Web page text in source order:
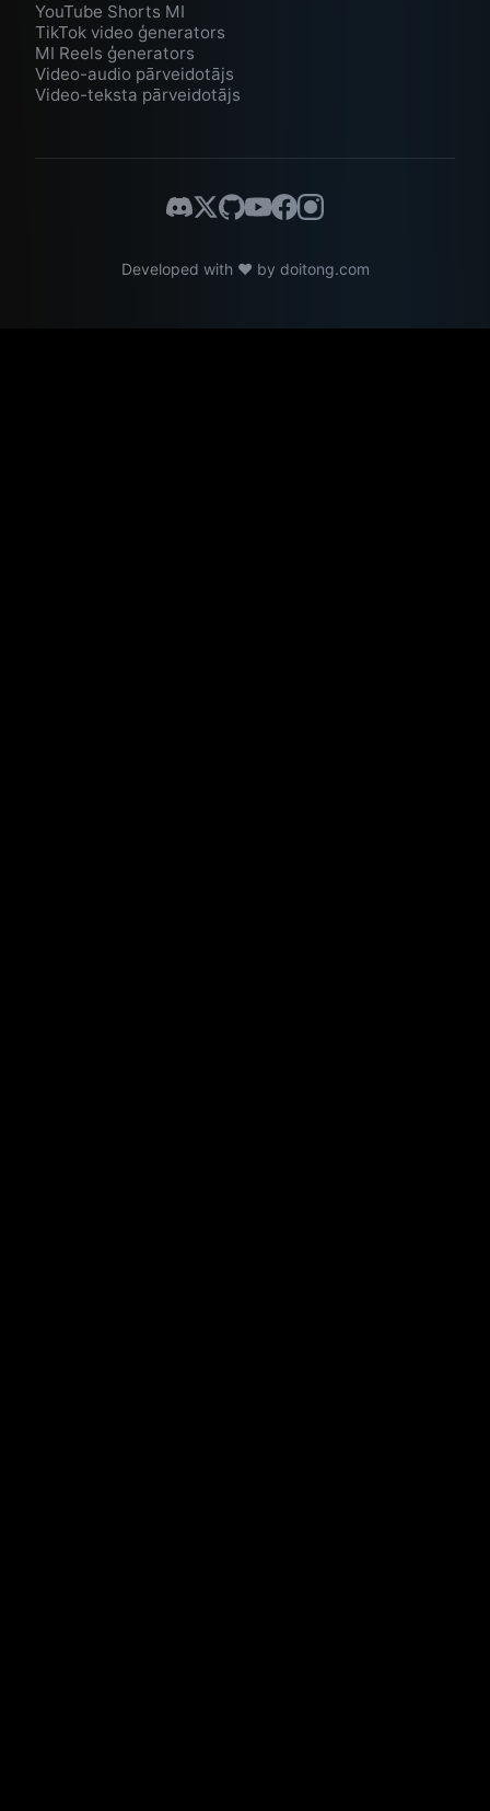
YouTube Shorts MI
TikTok video ģenerators
MI Reels ģenerators
Video-audio pārveidotājs
Video-teksta pārveidotājs
Developed with ❤️ by doitong.com